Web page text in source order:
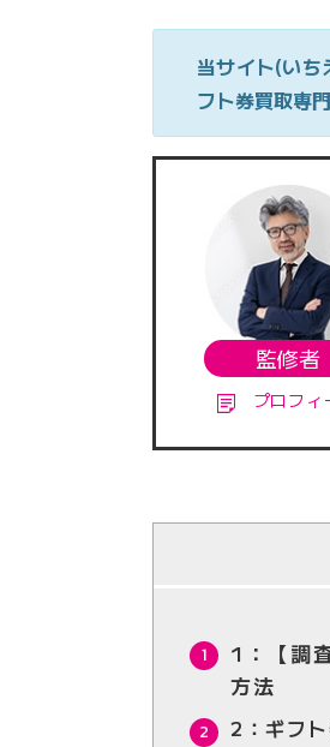
当サイト(いち
フト券買取専
監修者
プロフィ
1：【調
方法
2：ギフ